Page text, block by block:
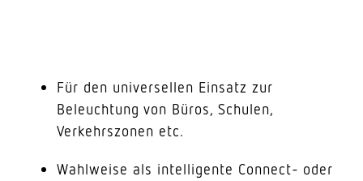
Für den universellen Einsatz zur
Beleuchtung von Büros, Schulen,
Verkehrszonen etc.
Wahlweise als intelligente Connect- oder